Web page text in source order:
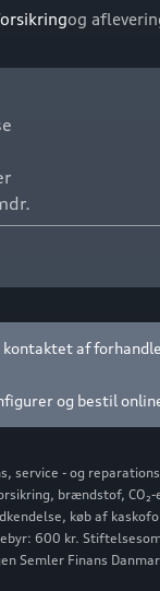
og
kontaktet af
og bestil
service - og
brændstof,
køb af
600 kr.
Semler Finans